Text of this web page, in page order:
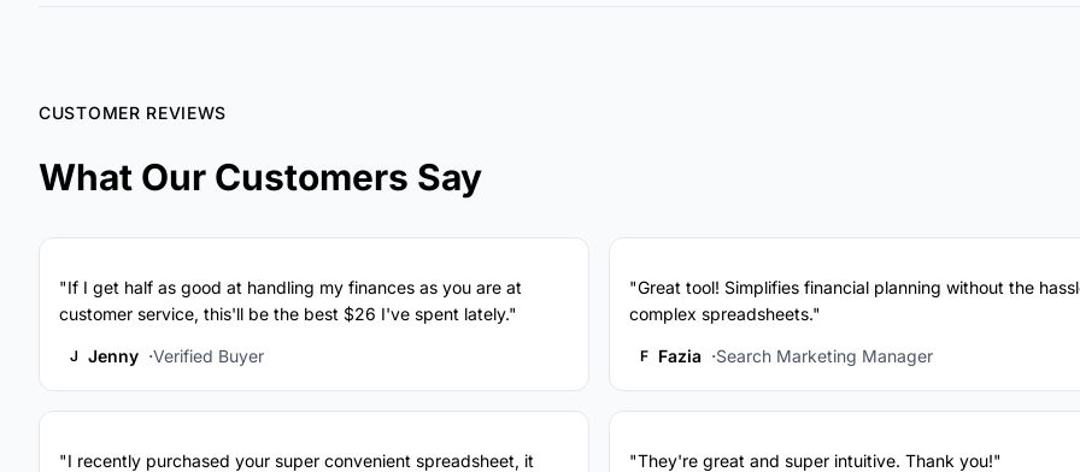
CUSTOMER REVIEWS
What Our Customers Say
"If I get half as good at handling my finances as you are at
customer service, this'll be the best $26 I've spent lately."
J Jenny Verified Buyer
"Great tool! Simplifies financial planning without the
complex spreadsheets."
F Fazia Search Marketing Manager
"I recently purchased your super convenient spreadsheet, it
"They're great and super intuitive. Thank you!"